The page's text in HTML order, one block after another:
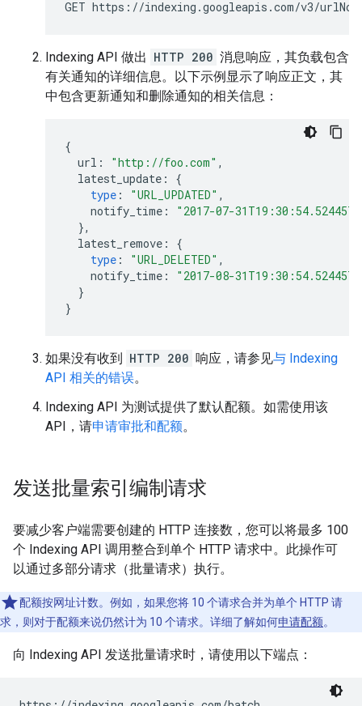
GET https://indexing.googleapis.com/v3/
Indexing API 做出 HTTP 200 消息响应，其负载包含
有关通知的详细信息。以下示例显示了响应正文，其
中包含更新通知和删除通知的相关信息：
{
url : "http://foo.com" ,
latest_update :
{
type : "URL_UPDATED" ,
notify_time :
"2017-07-
},
latest_remove :
{
type : "URL_DELETED" ,
notify_time :
"2017-08-
}
}
如果没有收到 HTTP 200 响应，请参见与 Indexing
API 相关的错误。
Indexing API 为测试提供了默认配额。如需使用该
API，请申请审批和配额。
发送批量索引编制请求
要减少客户端需要创建的 HTTP 连接数，您可以将最多 100
个 Indexing API 调用整合到单个 HTTP 请求中。此操作可
以通过多部分请求（批量请求）执行。
配额按网址计数。例如，如果您将 10 个请求合并为单个 HTTP 请
求，则对于配额来说仍然计为 10 个请求。详细了解如何申请配额。
向 Indexing API 发送批量请求时，请使用以下端点：